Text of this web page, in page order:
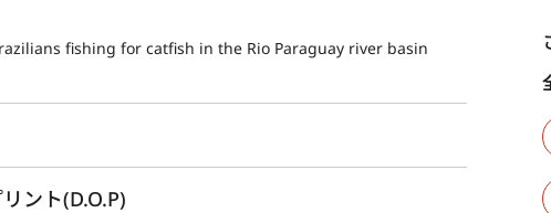
fishing for catfish in the Rio Paraguay river basin
ント(D.O.P)